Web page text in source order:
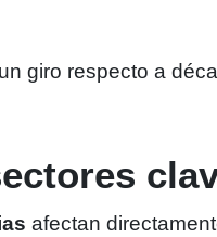
giro respecto a
afectan